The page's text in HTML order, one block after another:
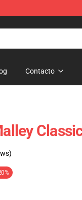
Contacto